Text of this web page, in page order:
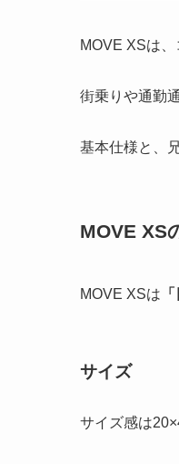
MOVE XSは
街乗りや通勤
基本仕様と、
MOVE XS
MOVE XSは
サイズ
サイズ感は